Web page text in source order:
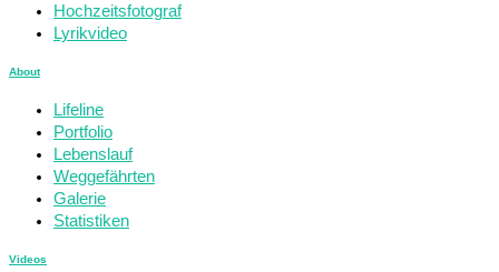
Hochzeitsfotograf
Lyrikvideo
About
Lifeline
Portfolio
Lebenslauf
Weggefährten
Galerie
Statistiken
Videos